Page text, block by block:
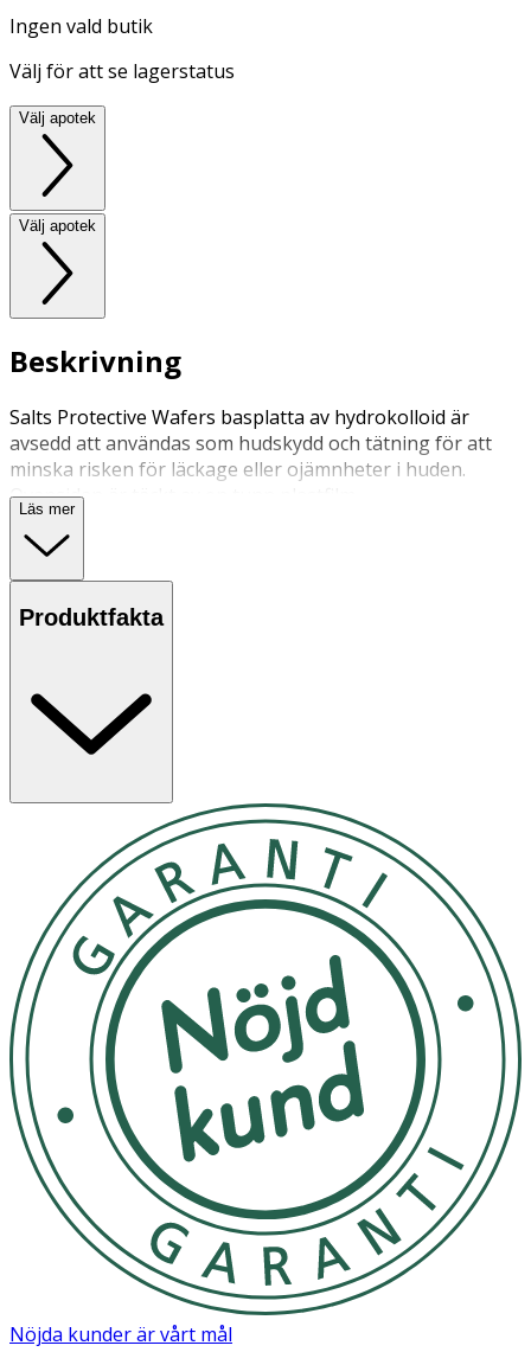
Ingen vald butik
Välj för att se lagerstatus
Välj apotek
Välj apotek
Beskrivning
Salts Protective Wafers basplatta av hydrokolloid är
avsedd att användas som hudskydd och tätning för att
minska risken för läckage eller ojämnheter i huden.
Ovansidan är täckt av en tunn plastfilm.
Läs mer
Produktfakta
Nöjda kunder är vårt mål